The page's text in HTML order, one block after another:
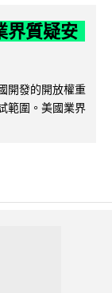
界質疑安
開發的開放權重
範圍。美國業界